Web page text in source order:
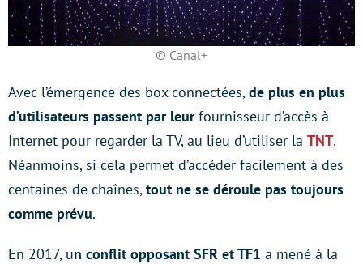
© Canal+
Avec l’émergence des box connectées, de plus en plus
d’utilisateurs passent par leurfournisseur d’accès à
Internet pour regarder la TV, au lieu d’utiliser la TNT.
Néanmoins, si cela permet d’accéder facilement à des
centaines de chaînes, tout ne se déroule pas toujours
comme prévu.
En 2017, un conflit opposant SFR et TF1 a mené à la